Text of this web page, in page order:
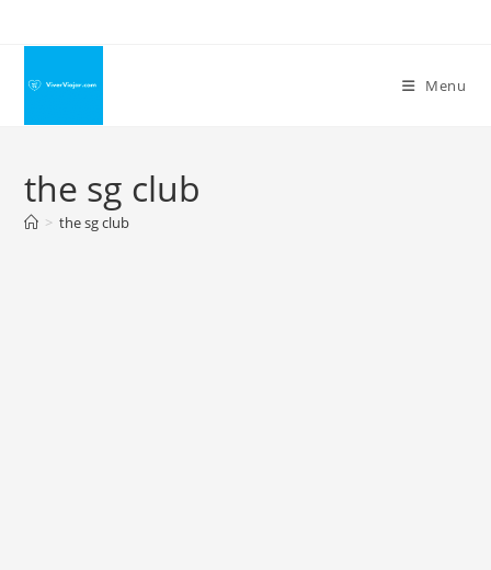
conteúdo
Menu
the sg club
> the sg club